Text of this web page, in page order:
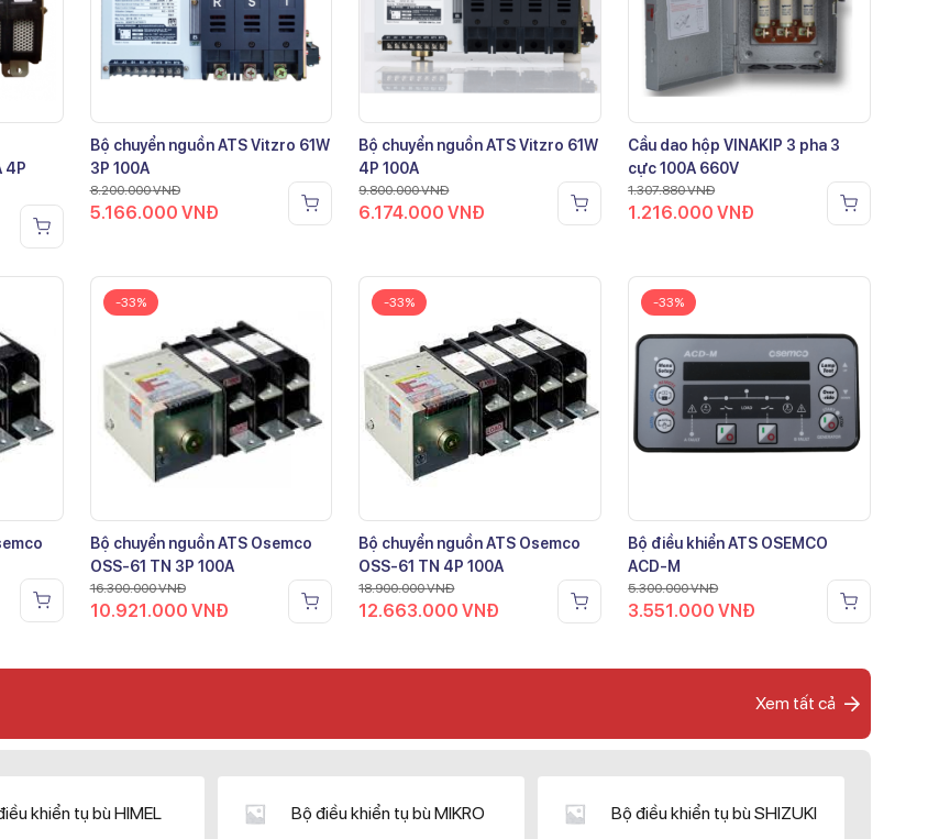
4P
Bộ chuyển nguồn ATS Vitzro 61W
3P 100A
8.200.000VNĐ
5.166.000 VNĐ
Bộ chuyển nguồn ATS Vitzro 61W
4P 100A
9.800.000VNĐ
6.174.000VNĐ
Cầu dao hộp VINAKIP 3 pha 3
cực 100A 660V
1.307.880VNĐ
1.216.000VNĐ
-33%
Bộ chuyển nguồn ATS Osemco
OSS-61 TN 3P 100A
16.300.000VNĐ
10.921.000 VNĐ
-33%
Bộ chuyển nguồn ATS Osemco
OSS-61 TN 4P 100A
18.900.000VNĐ
12.663.000VNĐ
-33%
Bộ điều khiển ATS OSEMCO
ACD-M
5.300.000VNĐ
3.551.000VNĐ
Xem tất cả
khiển tụ bù HIMEL Bộ điều khiển tụ bù MIKRO Bộ điều khiển tụ bù SHIZUKI